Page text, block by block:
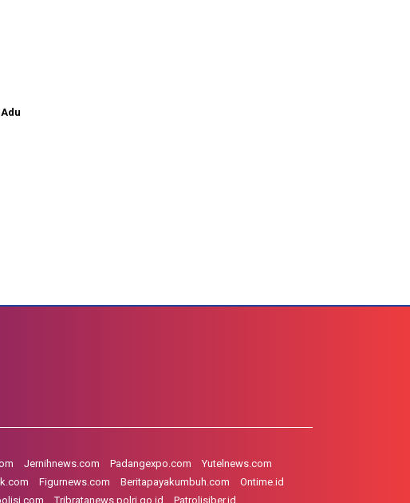
Jernihnews.com Padangexpo.com
Yutelnews.com
Figurnews.com Beritapayakumbuh.com
Ontime.id
Tribratanews.polri.go.id Patrolisiber.id